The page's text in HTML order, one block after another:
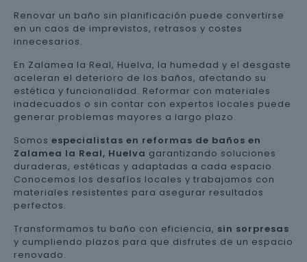
Renovar un baño sin planificación puede convertirse
en un caos de imprevistos, retrasos y costes
innecesarios.
En Zalamea la Real, Huelva, la humedad y el desgaste
aceleran el deterioro de los baños, afectando su
estética y funcionalidad. Reformar con materiales
inadecuados o sin contar con expertos locales puede
generar problemas mayores a largo plazo.
Somos especialistas en reformas de baños en
Zalamea la Real, Huelva garantizando soluciones
duraderas, estéticas y adaptadas a cada espacio.
Conocemos los desafíos locales y trabajamos con
materiales resistentes para asegurar resultados
perfectos.
Transformamos tu baño con eficiencia, sin sorpresas
y cumpliendo plazos para que disfrutes de un espacio
renovado.